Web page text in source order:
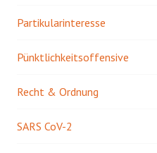
Partikularinteresse
Pünktlichkeitsoffensive
Recht & Ordnung
SARS CoV-2